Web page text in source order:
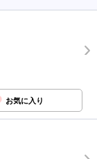
お気に入り